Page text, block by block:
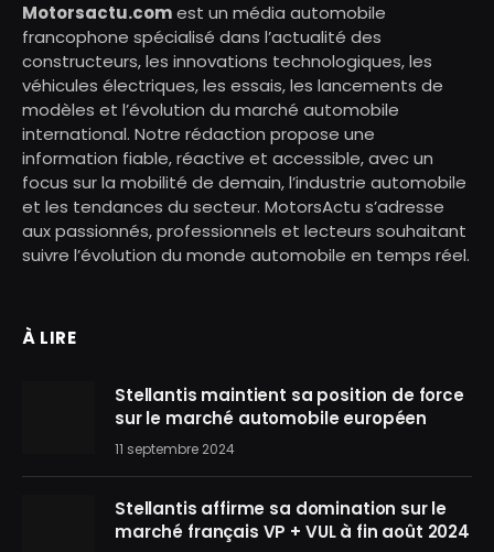
Motorsactu.comest un média automobile
francophone spécialisé dans l’actualité des
constructeurs, les innovations technologiques, les
véhicules électriques, les essais, les lancements de
modèles et l’évolution du marché automobile
international. Notre rédaction propose une
information fiable, réactive et accessible, avec un
focus sur la mobilité de demain, l’industrie automobile
et les tendances du secteur. MotorsActu s’adresse
aux passionnés, professionnels et lecteurs souhaitant
suivre l’évolution du monde automobile en temps réel.
À LIRE
Stellantis maintient sa position de force
sur le marché automobile européen
11 septembre 2024
Stellantis affirme sa domination sur le
marché français VP + VUL à fin août 2024